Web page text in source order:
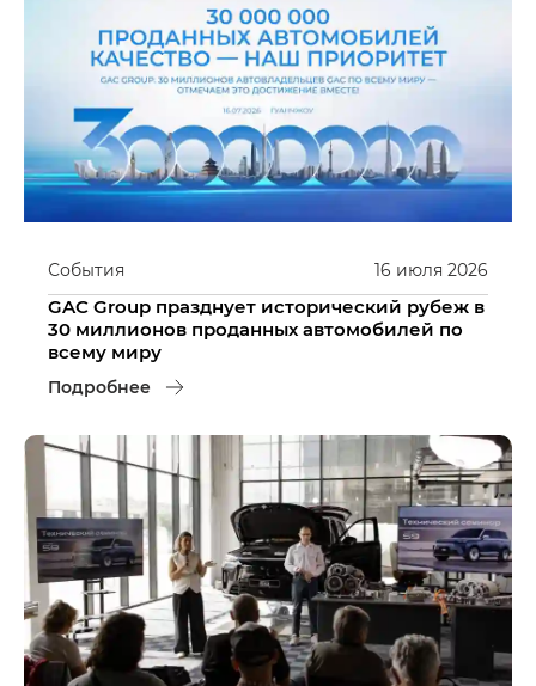
16 июля 2026
События
GAC Group празднует исторический рубеж в
30 миллионов проданных автомобилей по
всему миру
Подробнее